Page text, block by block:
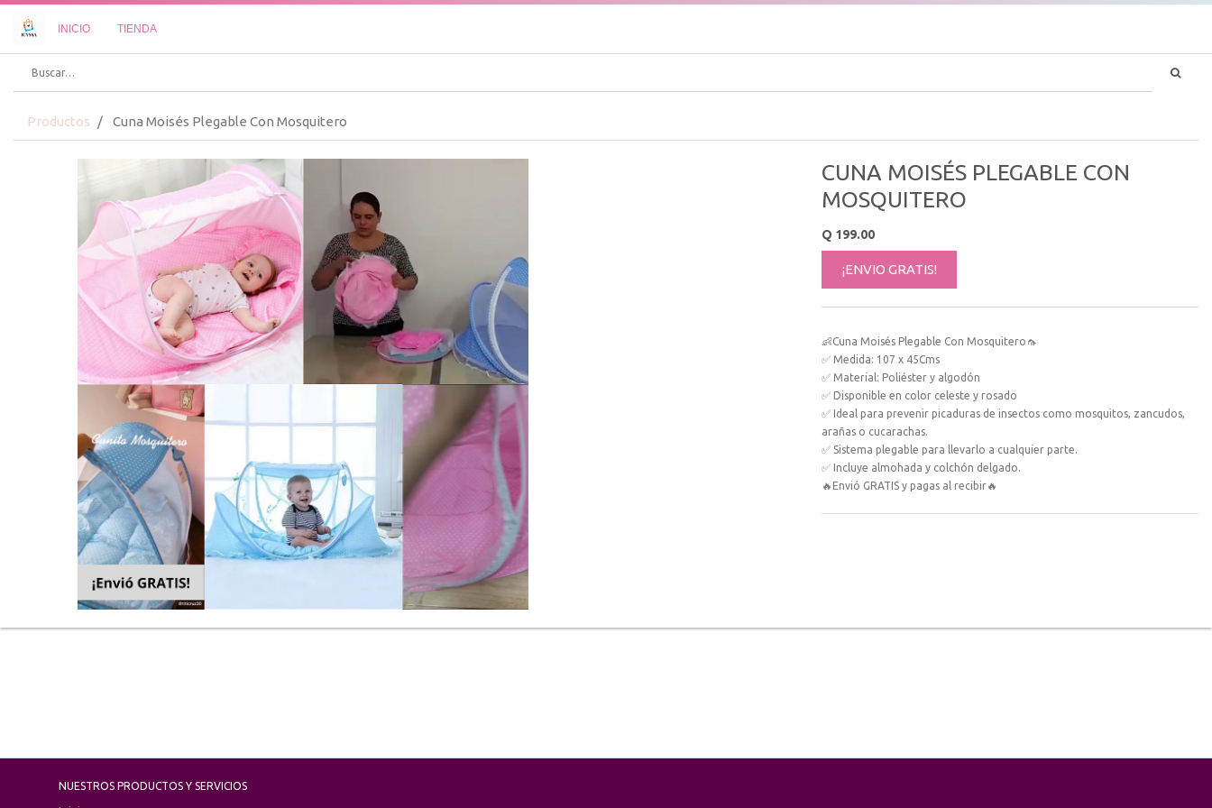
INICIO TIENDA
Productos Cuna Moisés Plegable Con Mosquitero
CUNA MOISÉS PLEGABLE CON
MOSQUITERO
Q 199.00
¡ENVIO GRATIS!
👶Cuna Moisés Plegable Con Mosquitero🦟
✅ Medida: 107 x 45Cms
✅ Material: Poliéster y algodón
✅ Disponible en color celeste y rosado
✅ Ideal para prevenir picaduras de insectos como mosquitos, zancudos,
arañas o cucarachas.
✅ Sistema plegable para llevarlo a cualquier parte.
✅ Incluye almohada y colchón delgado.
🔥Envió GRATIS y pagas al recibir🔥
NUESTROS PRODUCTOS Y SERVICIOS